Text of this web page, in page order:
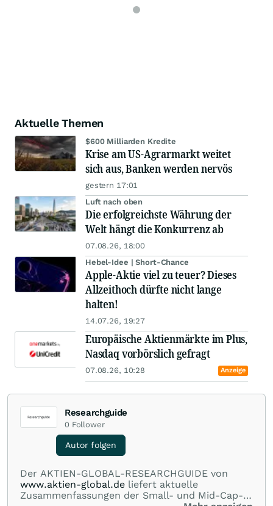
Aktuelle Themen
$600 Milliarden Kredite
Krise am US-Agrarmarkt weitet
sich aus, Banken werden nervös
gestern 17:01
Luft nach oben
Die erfolgreichste Währung der
Welt hängt die Konkurrenz ab
07.08.26, 18:00
Hebel-Idee | Short-Chance
Apple-Aktie viel zu teuer? Dieses
Allzeithoch dürfte nicht lange
halten!
14.07.26, 19:27
Europäische Aktienmärkte im Plus,
Nasdaq vorbörslich gefragt
07.08.26, 10:28 Anzeige
Researchguide
0 Follower
Autor folgen
Der AKTIEN-GLOBAL-RESEARCHGUIDE von
www.aktien-global.de liefert aktuelle
Zusammenfassungen der Small- und Mid-Cap-